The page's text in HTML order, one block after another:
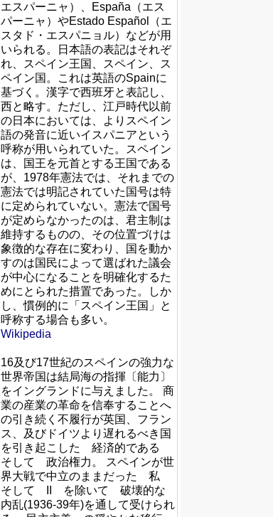
エスパーニャ）、España（エス
パーニャ）やEstado Español（エ
スタド・エスパニョル）などが用
いられる。日本語の表記はそれぞ
れ、スペイン王国、スペイン、ス
ペイン国。これは英語のSpainに
基づく。漢字で西班牙と表記し、
西と略す。ただし、江戸時代以前
の日本においては、よりスペイン
語の発音に近いイスパニアという
呼称が用いられていた。スペイン
は、国王を元首とする王国である
が、1978年憲法では、それまでの
憲法では明記されていた国号は特
に定められていない。憲法で国号
が定めらなかったのは、君主制は
維持するものの、その位置づけは
象徴的な存在に変わり、国を動か
すのは国民によって選ばれた議会
が中心になることを明確化するた
めにとられた措置であった。しか
し、慣例的に「スペイン王国」と
呼称する場合も多い。
Wikipedia
16及び17世紀のスペインの強力な
世界帝国は結局海の指揮〔能力〕
をイングランドに与えました。 商
業の産業の革命を信奉することへ
の引き続く不履行が英国、フラン
ス、及びドイツより遅れるべき国
を引き起こした 経済的である
そして 政治権力。 スペインが世
界大戦で中立のままだった 私
そして II を除いて 破壊的な
内乱(1936-39年)を通して受けられ